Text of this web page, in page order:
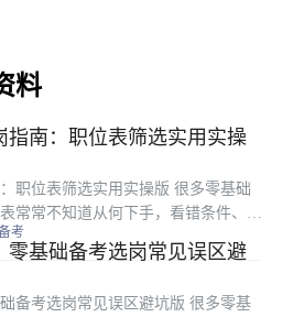
料
指南：职位表筛选实用实操
职位表筛选实用实操版 很多零基础
常常不知道从何下手，看错条件、漏
会的情况非常多见。本文是粉笔专为
实操指南，从职位表拆解、条件筛
考
零基础备考选岗常见误区避
备考选岗常见误区避坑版 很多零基